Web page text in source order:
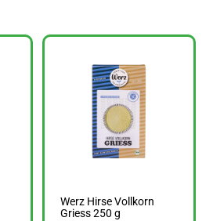
Werz Hirse Vollkorn
Griess 250 g